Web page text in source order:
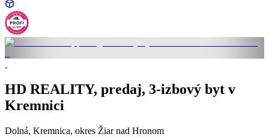
HD REALITY, predaj, 3-izbový byt v
Kremnici
Dolná, Kremnica, okres Žiar nad Hronom